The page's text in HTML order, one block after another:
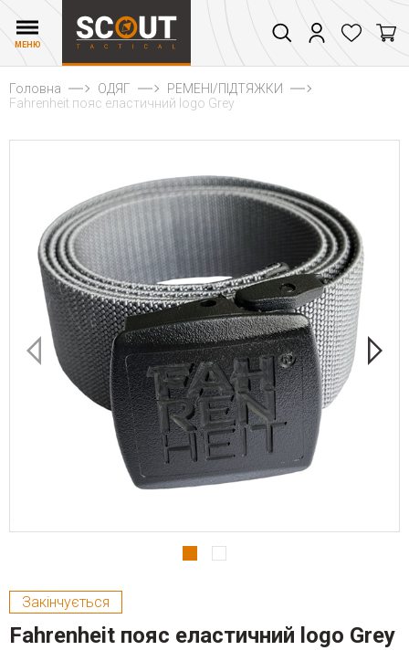
МЕНЮ
Головна ОДЯГ
РЕМЕНІ/ПІДТЯЖКИ
Fahrenheit пояс еластичний logo Grey
Закінчується
Fahrenheit пояс еластичний logo Grey